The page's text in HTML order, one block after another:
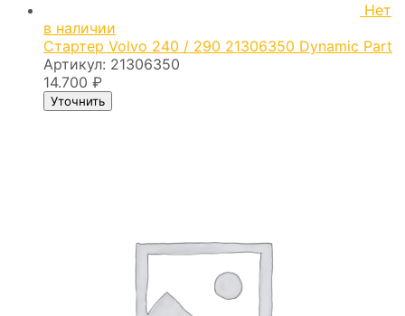
Нет
в наличии
Cтартер Volvo 240 / 290 21306350 Dynamic Part
Артикул: 21306350
14.700 ₽
Уточнить